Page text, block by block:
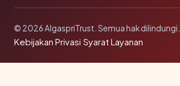
© 2026 AlgaspriTrust. Semua hak dilindungi.
Kebijakan Privasi·Syarat Layanan